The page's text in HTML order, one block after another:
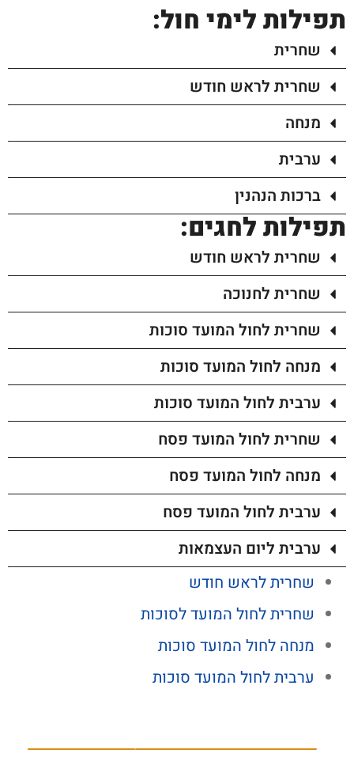
תפילות לימי חול:
שחרית
שחרית לראש חודש
מנחה
ערבית
ברכות הנהנין
תפילות לחגים:
שחרית לראש חודש
שחרית לחנוכה
שחרית לחול המועד סוכות
מנחה לחול המועד סוכות
ערבית לחול המועד סוכות
שחרית לחול המועד פסח
מנחה לחול המועד פסח
ערבית לחול המועד פסח
ערבית ליום העצמאות
שחרית לראש חודש
שחרית לחול המועד לסוכות
מנחה לחול המועד סוכות
ערבית לחול המועד סוכות